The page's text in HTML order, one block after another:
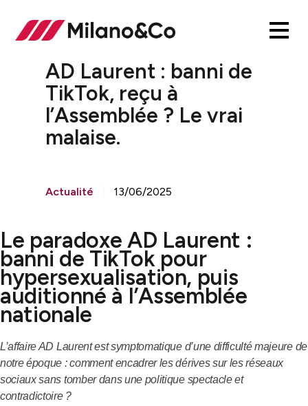
AD Laurent : banni de
TikTok, reçu à
l’Assemblée ? Le vrai
malaise.
Actualité 13/06/2025
Le paradoxe AD Laurent :
banni de TikTok pour
hypersexualisation, puis
auditionné à l’Assemblée
nationale
L’affaire AD Laurent est symptomatique d’une difficulté majeure de
notre époque : comment encadrer les dérives sur les réseaux
sociaux sans tomber dans une politique spectacle et
contradictoire ?